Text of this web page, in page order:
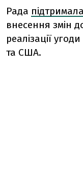
Рада підтримала
внесення змін
реалізації
та США.